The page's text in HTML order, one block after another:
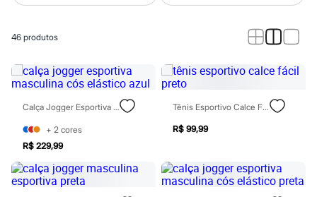
Básicos
Casacos e Jaquetas
Jeans
Macacões
Saias
Shorts e Bermudas
Vestidos
Acessórios
Bolsas
Bonés e Chapéus
Bijoux
46 produtos
Calça Jogger Esportiva Masculina Cós Elástico Azul
+ 2 cores
R$ 229,99
Tênis Esportivo Calce Fácil Preto
R$ 99,99